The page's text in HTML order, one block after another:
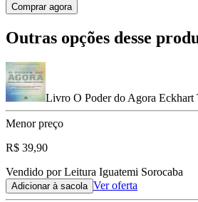
Comprar agora
Outras opções desse
Livro O Poder do Agora Eckhart
Menor preço
R$ 39,90
Vendido por Leitura Iguatemi Sorocaba
Adicionar à sacola Ver oferta